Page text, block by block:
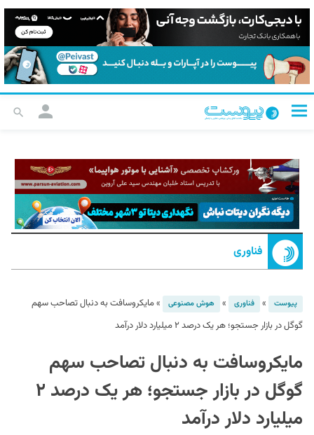
فناوری
پیوست » فناوری » هوش مصنوعی »مایکروسافت به دنبال تصاحب سهم
گوگل در بازار جستجو؛ هر یک درصد ۲ میلیارد دلار درآمد
مایکروسافت به دنبال تصاحب سهم
گوگل در بازار جستجو؛ هر یک درصد ۲
میلیارد دلار درآمد